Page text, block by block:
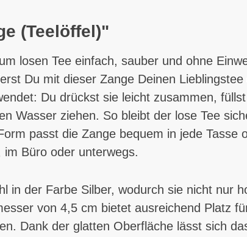
(Teelöffel)"
losen Tee einfach, sauber und ohne
Du mit dieser Zange Deinen
Du drückst sie leicht zusammen,
Wasser ziehen. So bleibt der lose Tee
passt die Zange bequem in jede Tasse
Büro oder unterwegs.
in der Farbe Silber, wodurch sie nicht nur
von 4,5 cm bietet ausreichend Platz
Dank der glatten Oberfläche lässt sich